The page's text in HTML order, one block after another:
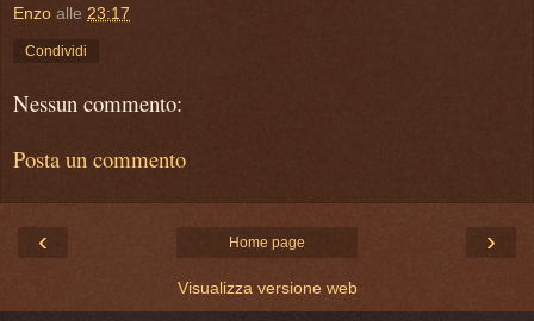
Enzo alle 23:17
Condividi
Nessun commento:
Posta un commento
‹ ›
Home page
Visualizza versione web